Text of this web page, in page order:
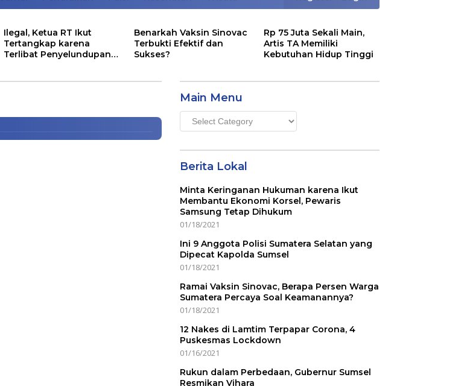
Ilegal, Ketua RT Ikut
Tertangkap karena
Terlibat Penyelundupan
Benarkah Vaksin Sinovac
Terbukti Efektif dan
Sukses?
Rp 75 Juta Sekali Main,
Artis TA Memiliki
Kebutuhan Hidup Tinggi
Main Menu
Main
Menu
Berita Lokal
Minta Keringanan Hukuman karena Ikut
Membantu Ekonomi Korsel, Pewaris
Samsung Tetap Dihukum
01/18/2021
Ini 9 Anggota Polisi Sumatera Selatan yang
Dipecat Kapolda Sumsel
01/18/2021
Ramai Vaksin Sinovac, Berapa Persen Warga
Sumatera Percaya Soal Keamanannya?
01/18/2021
12 Nakes di Lamtim Terpapar Corona, 4
Puskesmas Lockdown
01/16/2021
Rukun dalam Perbedaan, Gubernur Sumsel
Resmikan Vihara